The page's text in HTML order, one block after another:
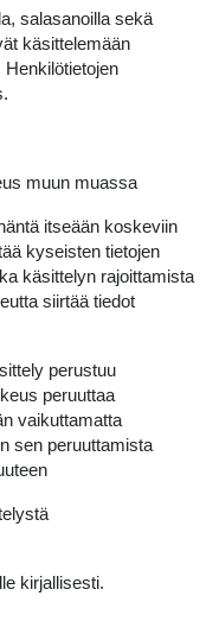
salasanoilla sekä
käsittelemään
muun muassa
itseään koskeviin
kyseisten tietojen
käsittelyn rajoittamista
siirtää tiedot
perustuu
peruuttaa
vaikuttamatta
sen peruuttamista
kirjallisesti.